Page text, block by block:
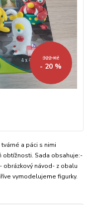
322 Kč
- 20 %
a páci s nimi
obtížnosti. Sada obsahuje:-
obrázkový návod- z obalu
vymodelujeme figurky.